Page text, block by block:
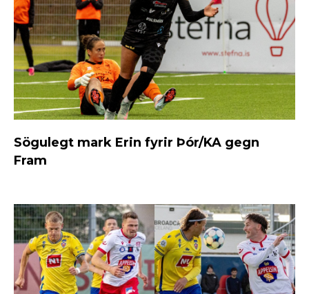
Sögulegt mark Erin fyrir Þór/KA gegn
Fram